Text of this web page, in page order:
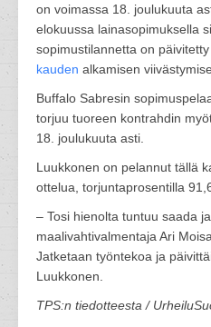
on voimassa 18. joulukuuta
elokuussa lainasopimuksella
sopimustilannetta on
kauden alkamisen
Buffalo Sabresin
torjuu tuoreen kontrahdin
18. joulukuuta asti.
Luukkonen on pelannut tällä
ottelua, torjuntaprosentilla
– Tosi hienolta tuntuu saada
maalivahtivalmentaja Ari
Jatketaan työntekoa ja
Luukkonen.
TPS:n tiedotteesta /